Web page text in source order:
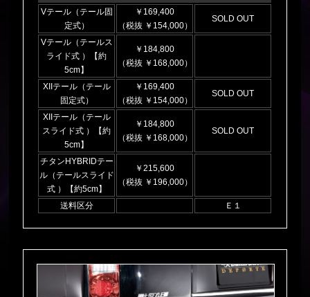
Vテール（テール固
定式）
￥169,400
（税抜 ￥154,000）
SOLD OUT
Vテール（テールス
ライド式 ）【約
5cm】
￥184,800
（税抜 ￥168,000）
XIIテール（テール
固定式）
￥169,400
（税抜 ￥154,000）
SOLD OUT
XIIテール（テール
スライド式 ）【約
5cm】
￥184,800
（税抜 ￥168,000）
SOLD OUT
チタンHYBRIDテー
ル（テールスライド
式 ）【約5cm】
￥215,600
（税抜 ￥196,000）
送料区分 Ｅ１